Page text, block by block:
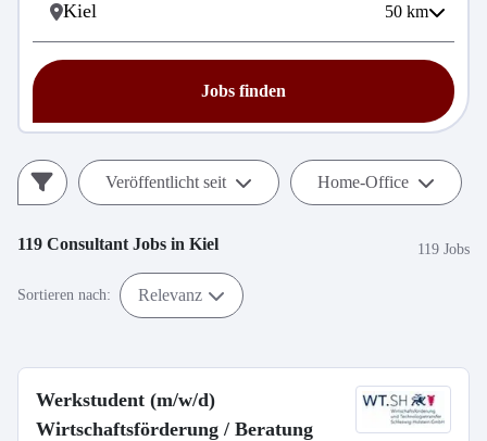
50 km
Jobs finden
Veröffentlicht seit Home-Office
119 Consultant Jobs in Kiel 119 Jobs
Sortieren nach: Relevanz
Werkstudent (m/w/d)
Wirtschaftsförderung / Beratung